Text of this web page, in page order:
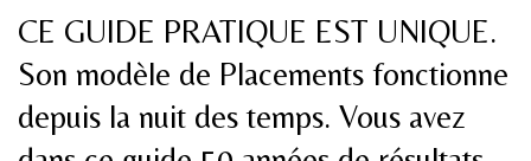
CE GUIDE PRATIQUE EST UNIQUE.
Son modèle de Placements fonctionne
depuis la nuit des temps. Vous avez